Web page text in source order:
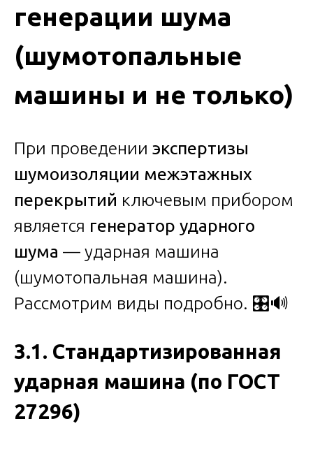
генерации шума
(шумотопальные
машины и не только)
При проведении экспертизы
шумоизоляции межэтажных
перекрытий ключевым прибором
является генератор ударного
шума — ударная машина
(шумотопальная машина).
Рассмотрим виды подробно. 🎛️🔊
3.1. Стандартизированная
ударная машина (по ГОСТ
27296)